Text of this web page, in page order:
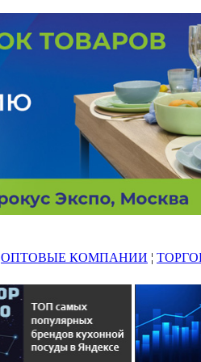
ОПТОВЫЕ КОМПАНИИ ¦